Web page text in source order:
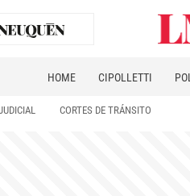
HOME CIPOLLETTI
CORTES DE TRÁNSITO